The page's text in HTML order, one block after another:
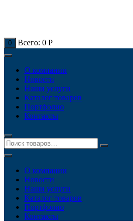
0 Всего: 0 Р
О компании
Новости
Наши услуги
Каталог товаров
Портфолио
Контакты
О компании
Новости
Наши услуги
Каталог товаров
Портфолио
Контакты